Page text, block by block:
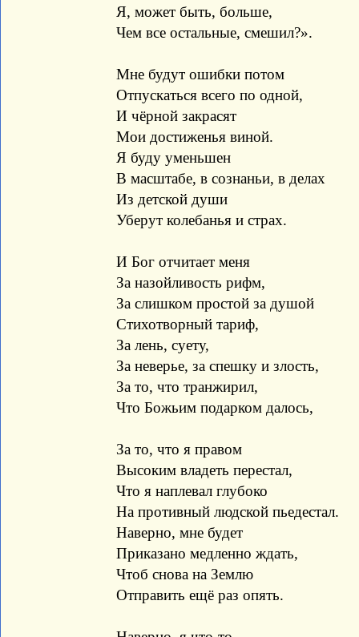
Я, может быть, больше,
Чем все остальные, смешил?».
Мне будут ошибки потом
Отпускаться всего по одной,
И чёрной закрасят
Мои достиженья виной.
Я буду уменьшен
В масштабе, в сознаньи, в делах
Из детской души
Уберут колебанья и страх.
И Бог отчитает меня
За назойливость рифм,
За слишком простой за душой
Стихотворный тариф,
За лень, суету,
За неверье, за спешку и злость,
За то, что транжирил,
Что Божьим подарком далось,
За то, что я правом
Высоким владеть перестал,
Что я наплевал глубоко
На противный людской пьедестал.
Наверно, мне будет
Приказано медленно ждать,
Чтоб снова на Землю
Отправить ещё раз опять.